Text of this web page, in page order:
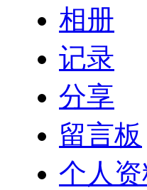
相册
记录
分享
留言板
个人